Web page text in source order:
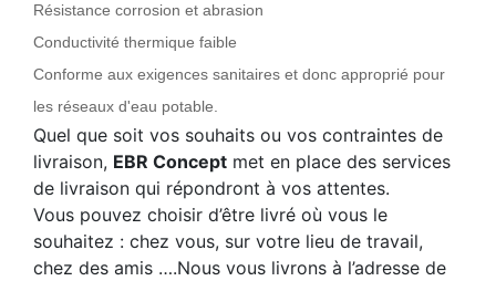
Résistance corrosion et abrasion
Conductivité thermique faible
Conforme aux exigences sanitaires et donc approprié pour
les réseaux d'eau potable.
Quel que soit vos souhaits ou vos contraintes de
livraison, EBR Concept met en place des services
de livraison qui répondront à vos attentes.
Vous pouvez choisir d’être livré où vous le
souhaitez : chez vous, sur votre lieu de travail,
chez des amis ….Nous vous livrons à l’adresse de